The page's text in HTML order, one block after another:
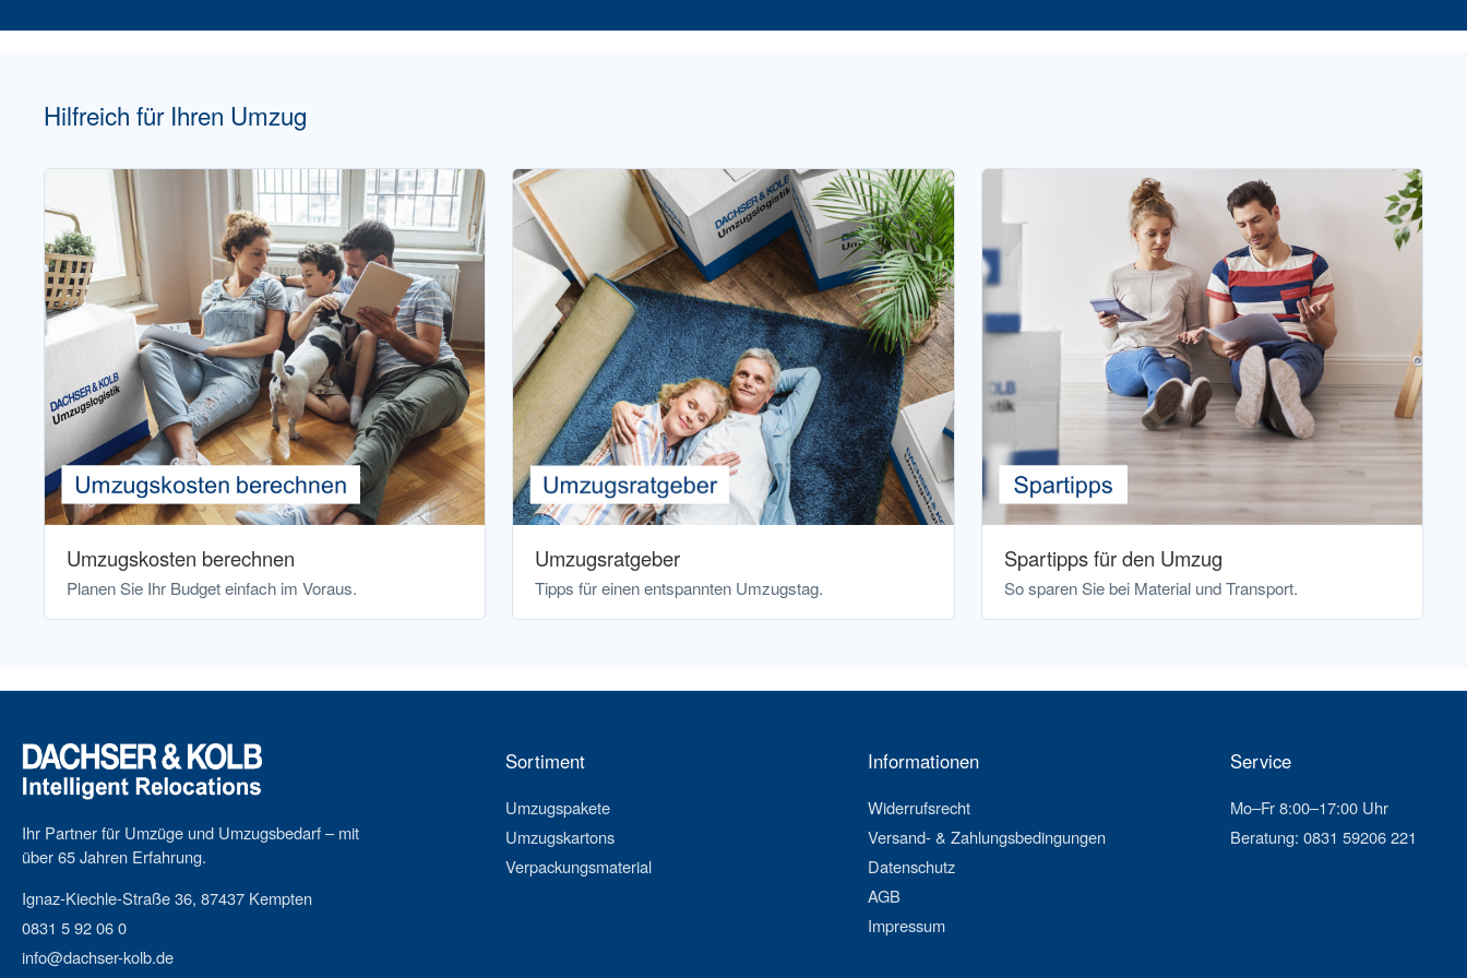
Hilfreich für Ihren Umzug
Umzugskosten berechnen
Planen Sie Ihr Budget einfach im Voraus.
Umzugsratgeber
Tipps für einen entspannten Umzugstag.
Spartipps für den Umzug
So sparen Sie bei Material und Transport.
Ihr Partner für Umzüge und Umzugsbedarf – mit
über 65 Jahren Erfahrung.
Ignaz-Kiechle-Straße 36, 87437 Kempten
0831 5 92 06 0
info@dachser-kolb.de
Sortiment
Umzugspakete
Umzugskartons
Verpackungsmaterial
Informationen
Widerrufsrecht
Versand- & Zahlungsbedingungen
Datenschutz
AGB
Impressum
Service
Mo–Fr 8:00–17:00 Uhr
Beratung: 0831 59206 221